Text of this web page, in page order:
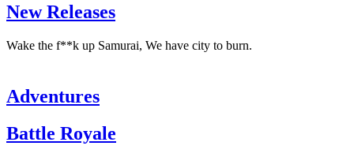
New Releases
Wake the f**k up Samurai, We have city to burn.
Adventures
Battle Royale